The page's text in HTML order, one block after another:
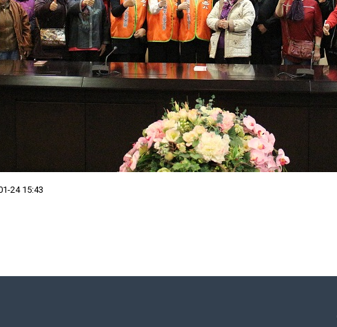
24 15:43